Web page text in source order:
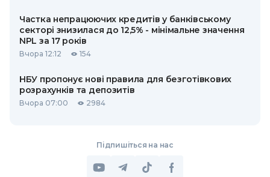
Частка непрацюючих кредитів у банківському
секторі знизилася до 12,5% - мінімальне значення
NPL за 17 років
Вчора 12:12 154
НБУ пропонує нові правила для безготівкових
розрахунків та депозитів
Вчора 07:00 2984
Підпишіться на нас